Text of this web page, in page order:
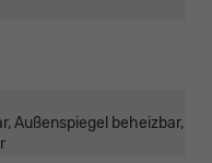
Außenspiegel beheizbar,